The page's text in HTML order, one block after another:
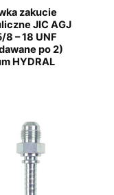
zakucie
JIC AGJ
8 – 18 UNF
po 2)
HYDRAL